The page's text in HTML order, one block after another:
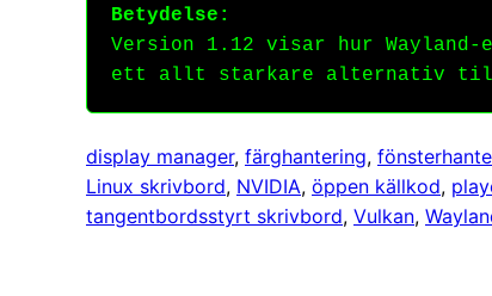
Betydelse:
Version 1.12 visar hur
ett allt starkare alternativ till
display manager, färghantering,
Linux skrivbord, NVIDIA, öppen källkod,
tangentbordsstyrt skrivbord, Vulkan,